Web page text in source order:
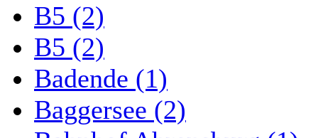
B5 (2)
B5 (2)
Badende (1)
Baggersee (2)